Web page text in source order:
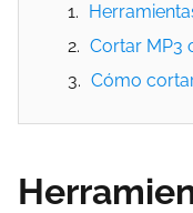
Cortar MP3
Cómo